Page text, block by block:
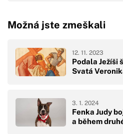
Možná jste zmeškali
Podala Ježíši
Svatá
12. 11. 2023
Fenka Judy
a během
3. 1. 2024